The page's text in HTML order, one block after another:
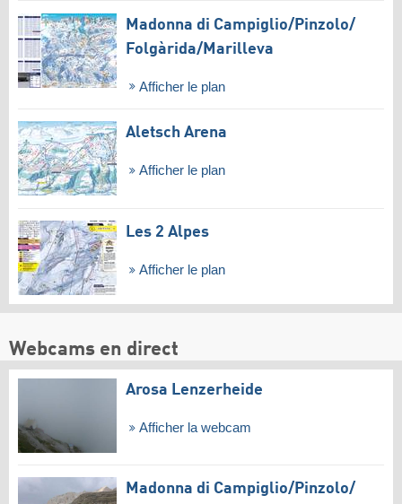
Madonna di Campiglio/​Pinzolo/​
Folgàrida/​Marilleva
Afficher le plan
Aletsch Arena
Afficher le plan
Les 2 Alpes
Afficher le plan
Webcams en direct
Arosa Lenzerheide
Afficher la webcam
Madonna di Campiglio/​Pinzolo/​